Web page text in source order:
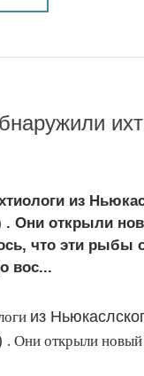
из
. Они открыли
что эти рыбы
вос...
из
. Они открыли